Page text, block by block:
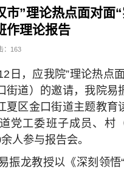
博硕学位点建设
科学研究
博士后流动站
社会服务
市”理论热点面对面
作理论报告
： 163
2 日，应我院”理论热点
街道）的邀请，我院易
夏区金口街道主题教育
党工委班子成员、村
余人参与报告会。
振龙教授以《深刻领悟